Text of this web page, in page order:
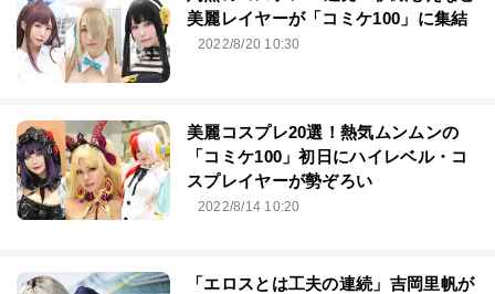
美麗レイヤーが「コミケ100」に集結
2022/8/20 10:30
美麗コスプレ20選！熱気ムンムンの
「コミケ100」初日にハイレベル・コ
スプレイヤーが勢ぞろい
2022/8/14 10:20
「エロスとは工夫の連続」吉岡里帆が